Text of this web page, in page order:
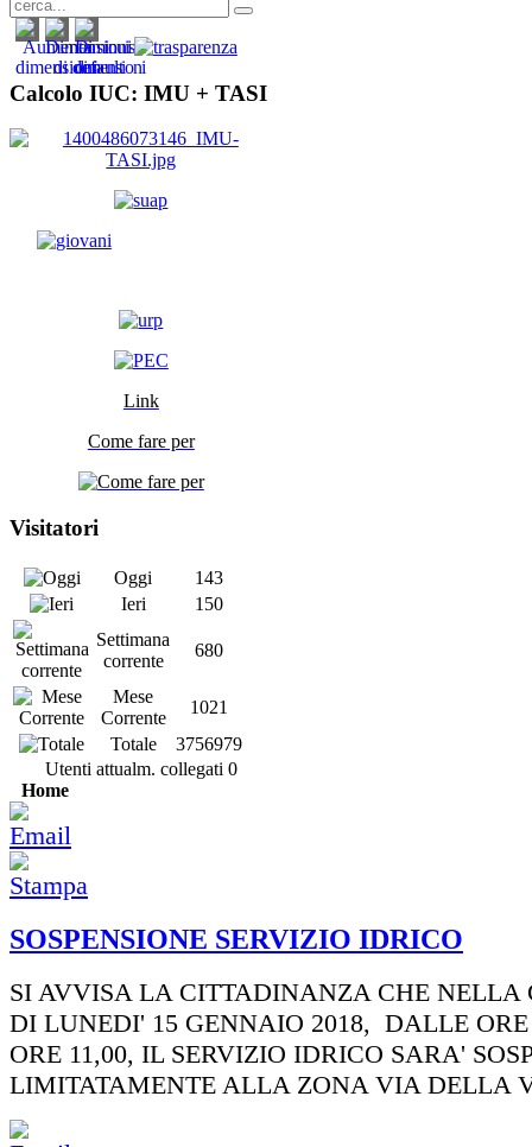
Calcolo IUC: IMU + TASI
Link
Come fare per
Visitatori
Oggi
143
Ieri
150
Settimana
corrente
680
Mese
Corrente
1021
Totale
3756979
Utenti attualm. collegati 0
Home
SOSPENSIONE SERVIZIO IDRICO
SI AVVISA LA CITTADINANZA CHE NELLA
DI LUNEDI' 15 GENNAIO 2018, DALLE
ORE 11,00, IL SERVIZIO IDRICO SARA'
LIMITATAMENTE ALLA ZONA VIA DELLA